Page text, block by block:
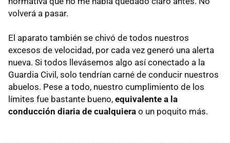
volverá a pasar.
El aparato también se chivó de todos nuestros
excesos de velocidad, por cada vez generó una alerta
nueva. Si todos llevásemos algo así conectado a la
Guardia Civil, solo tendrían carné de conducir nuestros
abuelos. Pese a todo, nuestro cumplimiento de los
límites fue bastante bueno, equivalente a la
conducción diaria de cualquiera o un poquito más.